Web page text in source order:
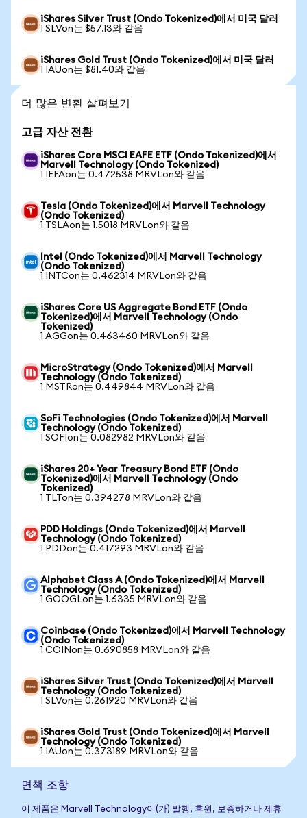
iShares Silver Trust (Ondo Tokenized)에서 미국 달러
1 SLVon는 $57.13와 같음
iShares Gold Trust (Ondo Tokenized)에서 미국 달러
1 IAUon는 $81.40와 같음
더 많은 변환 살펴보기
고급 자산 전환
iShares Core MSCI EAFE ETF (Ondo Tokenized)에서
Marvell Technology (Ondo Tokenized)
1 IEFAon는 0.472538 MRVLon와 같음
Tesla (Ondo Tokenized)에서 Marvell Technology
(Ondo Tokenized)
1 TSLAon는 1.5018 MRVLon와 같음
Intel (Ondo Tokenized)에서 Marvell Technology
(Ondo Tokenized)
1 INTCon는 0.462314 MRVLon와 같음
iShares Core US Aggregate Bond ETF (Ondo
Tokenized)에서 Marvell Technology (Ondo
Tokenized)
1 AGGon는 0.463460 MRVLon와 같음
MicroStrategy (Ondo Tokenized)에서 Marvell
Technology (Ondo Tokenized)
1 MSTRon는 0.449844 MRVLon와 같음
SoFi Technologies (Ondo Tokenized)에서 Marvell
Technology (Ondo Tokenized)
1 SOFIon는 0.082982 MRVLon와 같음
iShares 20+ Year Treasury Bond ETF (Ondo
Tokenized)에서 Marvell Technology (Ondo
Tokenized)
1 TLTon는 0.394278 MRVLon와 같음
PDD Holdings (Ondo Tokenized)에서 Marvell
Technology (Ondo Tokenized)
1 PDDon는 0.417293 MRVLon와 같음
Alphabet Class A (Ondo Tokenized)에서 Marvell
Technology (Ondo Tokenized)
1 GOOGLon는 1.6335 MRVLon와 같음
Coinbase (Ondo Tokenized)에서 Marvell Technology
(Ondo Tokenized)
1 COINon는 0.690858 MRVLon와 같음
iShares Silver Trust (Ondo Tokenized)에서 Marvell
Technology (Ondo Tokenized)
1 SLVon는 0.261920 MRVLon와 같음
iShares Gold Trust (Ondo Tokenized)에서 Marvell
Technology (Ondo Tokenized)
1 IAUon는 0.373189 MRVLon와 같음
면책 조항
이 제품은 Marvell Technology이(가) 발행, 후원, 보증하거나 제휴